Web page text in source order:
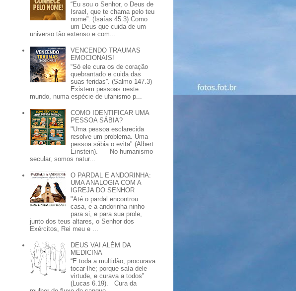
“Eu sou o Senhor, o Deus de
Israel, que te chama pelo teu
nome”. (Isaías 45.3) Como
um Deus que cuida de um
universo tão extenso e com...
VENCENDO TRAUMAS
EMOCIONAIS!
“Só ele cura os de coração
quebrantado e cuida das
suas feridas”. (Salmo 147.3)
Existem pessoas neste
mundo, numa espécie de ufanismo p...
COMO IDENTIFICAR UMA
PESSOA SÁBIA?
"Uma pessoa esclarecida
resolve um problema. Uma
pessoa sábia o evita" (Albert
Einstein). No humanismo
secular, somos natur...
O PARDAL E ANDORINHA:
UMA ANALOGIA COM A
IGREJA DO SENHOR
"Até o pardal encontrou
casa, e a andorinha ninho
para si, e para sua prole,
junto dos teus altares, o Senhor dos
Exércitos, Rei meu e ...
DEUS VAI ALÉM DA
MEDICINA
“E toda a multidão, procurava
tocar-lhe; porque saía dele
virtude, e curava a todos”
(Lucas 6.19). Cura da